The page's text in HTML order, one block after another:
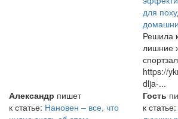
для
Решила
лишние
https://
dlja-...
Александр пишет
к статье: Нановен – все, что
Гость
к статье: